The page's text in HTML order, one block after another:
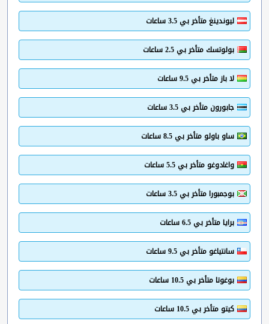
ليوندينغ متأخر بي 3.5 ساعات
بولوتسك متأخر بي 2.5 ساعات
لا باز متأخر بي 9.5 ساعات
جابورون متأخر بي 3.5 ساعات
ساو باولو متأخر بي 8.5 ساعات
واغادوغو متأخر بي 5.5 ساعات
بوجمبورا متأخر بي 3.5 ساعات
برايا متأخر بي 6.5 ساعات
سانتياغو متأخر بي 9.5 ساعات
بوغوتا متأخر بي 10.5 ساعات
كيتو متأخر بي 10.5 ساعات